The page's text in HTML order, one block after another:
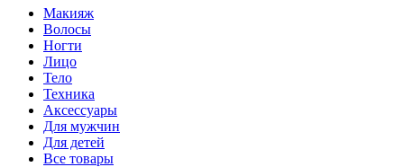
Макияж
Волосы
Ногти
Лицо
Тело
Техника
Аксессуары
Для мужчин
Для детей
Все товары